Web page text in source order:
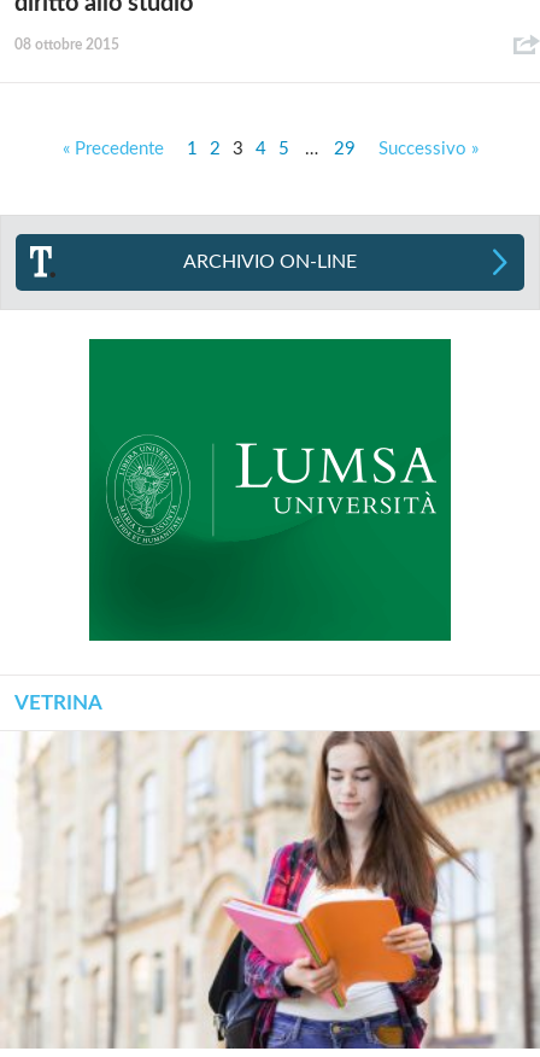
08 ottobre 2015
« Precedente 1 2 3 4 5 … 29 Successivo »
ARCHIVIO ON-LINE
VETRINA